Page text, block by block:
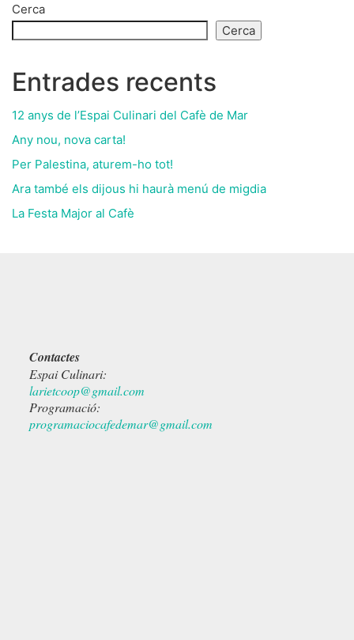
Cerca
Cerca
Entrades recents
12 anys de l’Espai Culinari del Cafè de Mar
Any nou, nova carta!
Per Palestina, aturem-ho tot!
Ara també els dijous hi haurà menú de migdia
La Festa Major al Cafè
Contactes
Espai Culinari:
larietcoop@gmail.com
Programació:
programaciocafedemar@gmail.com